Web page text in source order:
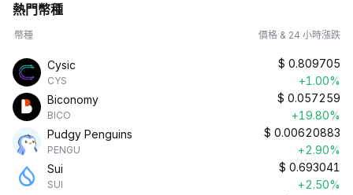
熱門幣種
幣種 價格 & 24 小時漲跌
Cysic
CYS
$ 0.809705
+1.00%
Biconomy
BICO
$ 0.057259
+19.80%
Pudgy Penguins
PENGU
$ 0.00620883
+2.90%
Sui
SUI
$ 0.693041
+2.50%